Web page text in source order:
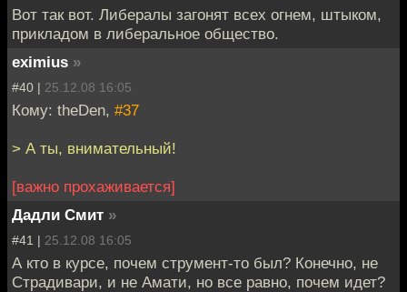
Вот так вот. Либералы загонят всех огнем, штыком,
прикладом в либеральное общество.
eximius »
#40 | 25.12.08 16:05
Кому: theDen, #37
> А ты, внимательный!
[важно прохаживается]
Дадли Смит »
#41 | 25.12.08 16:05
А кто в курсе, почем струмент-то был? Конечно, не
Страдивари, и не Амати, но все равно, почем идет?